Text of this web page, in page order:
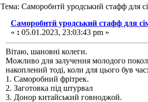
Тема: Саморобнтй уродський стафф для
Саморобнтй уродський стафф для
« : 05.01.2023, 23:03:43 pm »
Вітаю, шановні колеги.
Можливо для залучення молодого
накоплений тоді, коли для цього був час:
1. Саморобний фрітрек.
2. Заготовка під штурвал
3. Донор китайський говноджой.